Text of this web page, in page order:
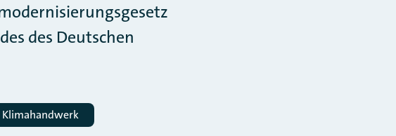
des Deutschen
Klimahandwerk